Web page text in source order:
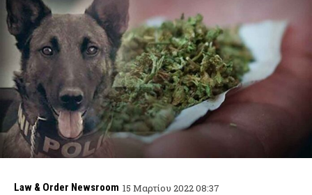
Law & Order Newsroom 15 Μαρτίου 2022 08:37